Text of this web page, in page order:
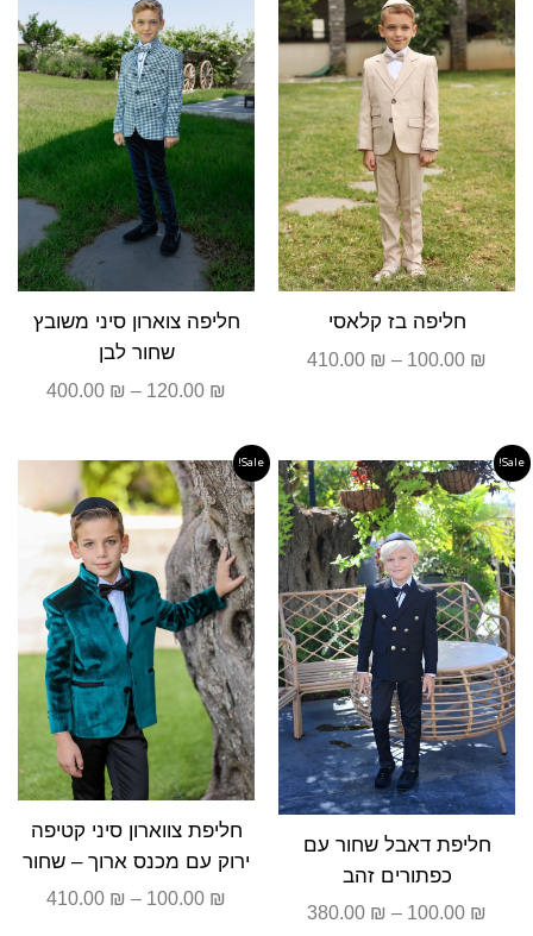
חליפה בז קלאסי
100.00 ₪
–
410.00 ₪
עד
חליפה צוארון סיני משובץ
שחור לבן
120.00 ₪
–
400.00 ₪
עד
Sale!
חליפת דאבל שחור עם
כפתורים זהב
100.00 ₪
–
380.00 ₪
טווח
מחירים:
עד
Sale!
חליפת צווארון סיני קטיפה
ירוק עם מכנס ארוך – שחור
100.00 ₪
–
410.00 ₪